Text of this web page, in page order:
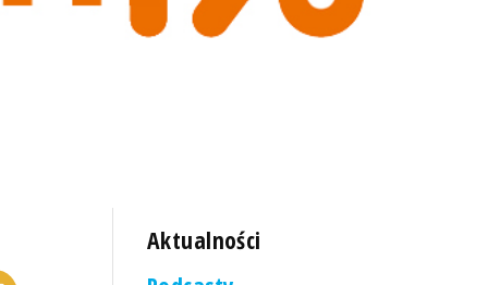
Aktualności